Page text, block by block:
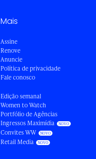
Mais
Assine
Renove
Anuncie
Política de privacidade
Fale conosco
Edição semanal
Women to Watch
Portfólio de Agências
Ingressos Maximídia
Convites WW
Retail Media